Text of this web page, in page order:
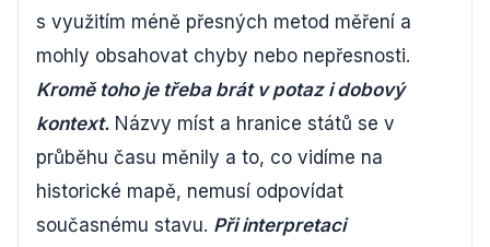
s využitím méně přesných metod měření a
mohly obsahovat chyby nebo nepřesnosti.
Kromě toho je třeba brát v potaz i dobový
kontext. Názvy míst a hranice států se v
průběhu času měnily a to, co vidíme na
historické mapě, nemusí odpovídat
současnému stavu. Při interpretaci